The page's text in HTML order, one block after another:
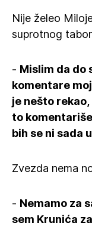
Nije želeo
suprotnog
- Mislim da do
komentare
je nešto
to
bih se ni sada
Zvezda nema
- Nemamo za
sem Krunića